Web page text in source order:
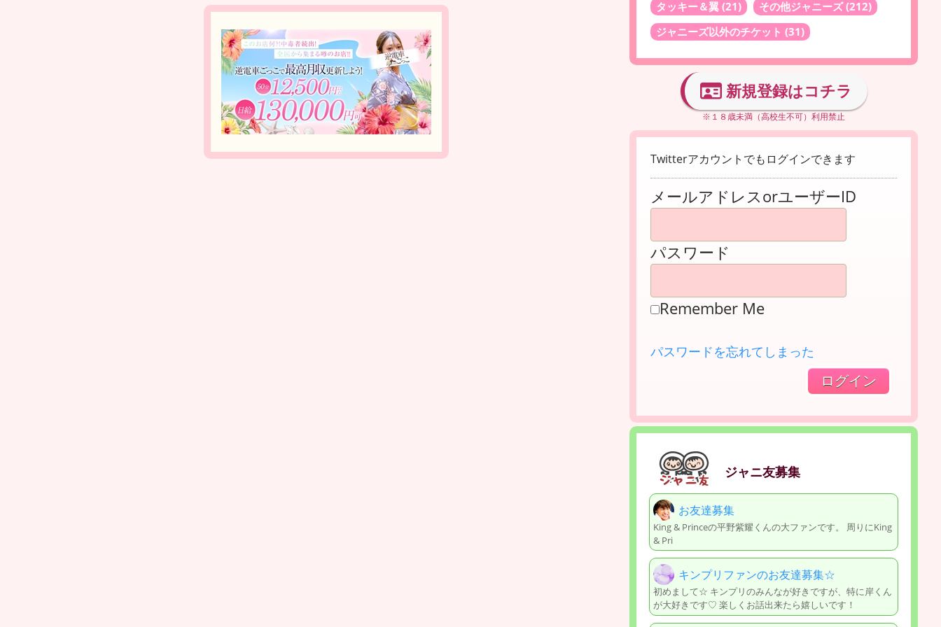
タッキー＆翼 (21) その他ジャニーズ(212)
ジャニーズ以外のチケット (31)
新規登録はコチラ
※１８歳未満（高校生不可）利用禁止
Twitterアカウントでもログインできます
メールアドレスorユーザーID
パスワード
Remember Me
パスワードを忘れてしまった
ジャニ友募集
お友達募集
King & Princeの平野紫耀くんの大ファンです。 周りにKing
& Pri
キンプリファンのお友達募集☆
初めまして☆ キンプリのみんなが好きですが、特に岸くん
が大好きです♡ 楽しくお話出来たら嬉しいです！